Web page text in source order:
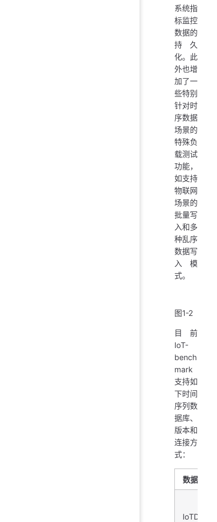
系统指
标监控
数据的
持久
化。此
外也增
加了一
些特别
针对时
序数据
场景的
特殊负
载测试
功能，
如支持
物联网
场景的
批量写
入和多
种乱序
数据写
入模
式。
图1-2
目前
IoT-
bench
mark
支持如
下时间
序列数
据库、
版本和
连接方
式：
数据库
IoTDB